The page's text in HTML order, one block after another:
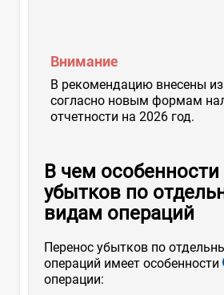
Внимание
В рекомендацию внесены
согласно новым формам
отчетности на 2026 год.
В чем особенности
убытков по
видам операций
Перенос убытков по
операций имеет особенности
операции: